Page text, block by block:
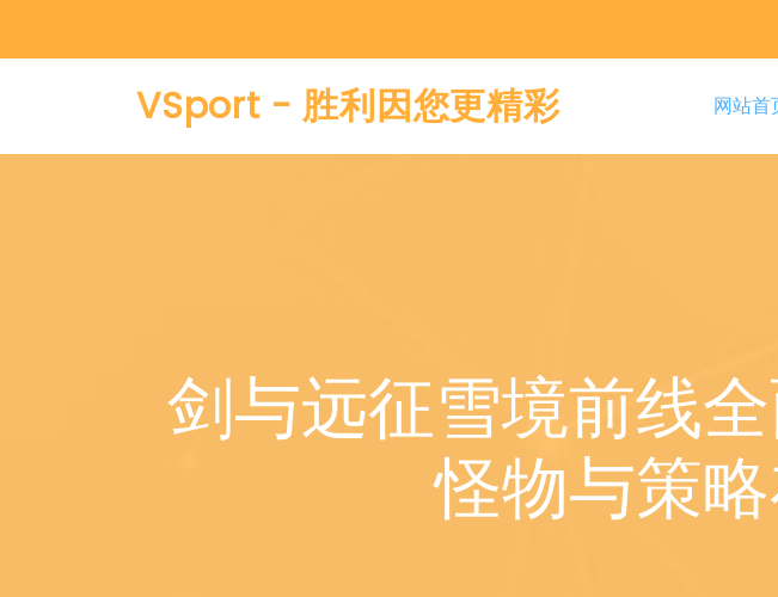
VSport - 胜利因您更精彩 网站首
剑与远征雪境前线
怪物与策